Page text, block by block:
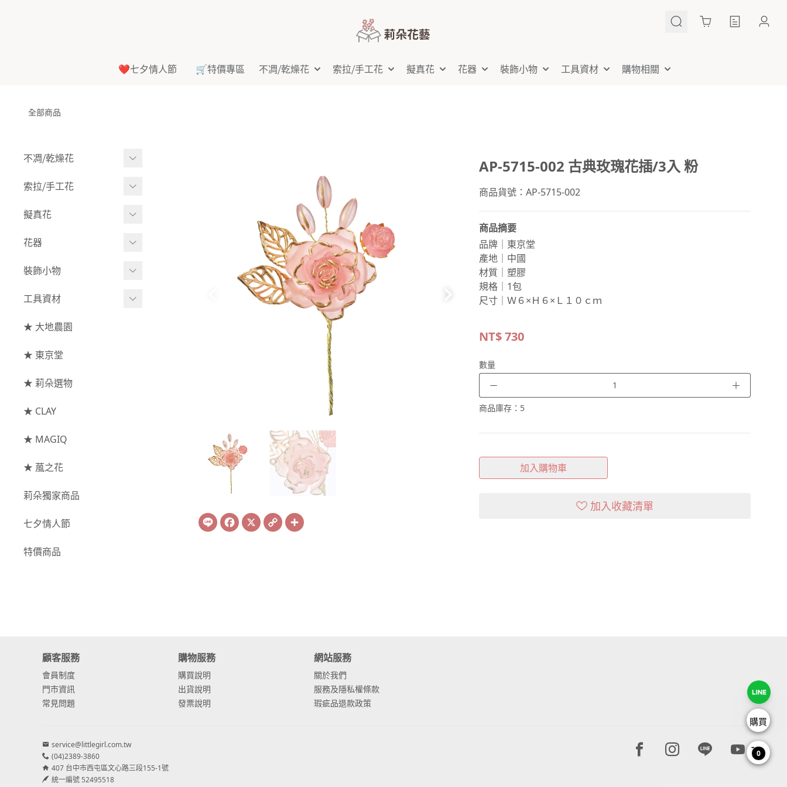
Cart
❤️七夕情人節 🛒特價專區 不凋⧸乾燥花 索拉⧸手工花 擬真花 花器 裝飾小物 工具資材 購物相關
全部商品
不凋⧸乾燥花
多色組合
- 其他
玫瑰
大玫瑰
- 迷你玫瑰
- 庭園玫瑰
- 其他玫瑰
主花
菊花
-
蘭花⧸大理花
康乃馨
- 日本繡球花
- 重瓣繡球花
- 其他繡球花
- 滿天星⧸木滿天星
- 黑種草⧸東方黑種
索拉⧸手工花
索拉花(有花莖)
- 莉朵獨家水染
- 大地農園
索拉花(僅花頭)
原色
擬真花
盆栽⧸成品
綜合花束
葉材⧸藤蔓
枝條
果實
花器
小型花器
中大型花器
捧花架⧸吊架
藤圈⧸注連繩
提籃
裝飾小物
裝飾⧸擺飾
花插
工具資材
工具⧸型錄
資材
★ 大地農園
★ 東京堂
★ 莉朵選物
★ CLAY
★ MAGIQ
★ 葻之花
莉朵獨家商品
七夕情人節
特價商品
Line Facebook
X Copy
Link
AP-5715-002 古典玫瑰花插/3入 粉
商品貨號：AP-5715-002
商品摘要
品牌｜東京堂
產地｜中國
材質｜塑膠
規格｜1包
尺寸｜Ｗ６×Ｈ６×Ｌ１０ｃｍ
NT$730
數量
－ ＋
商品庫存： 5
加入購物車
加入收藏清單
顧客服務
會員制度
門市資訊
常見問題
購物服務
購買說明
出貨說明
發票說明
網站服務
關於我們
服務及隱私權條款
瑕疵品退款政策
service@littlegirl.com.tw
(04)2389-3860
407 台中市西屯區文心路三段155-1號
統一編號 52495518
Facebook page
Instagram page
Line pageYoutube
購買
0